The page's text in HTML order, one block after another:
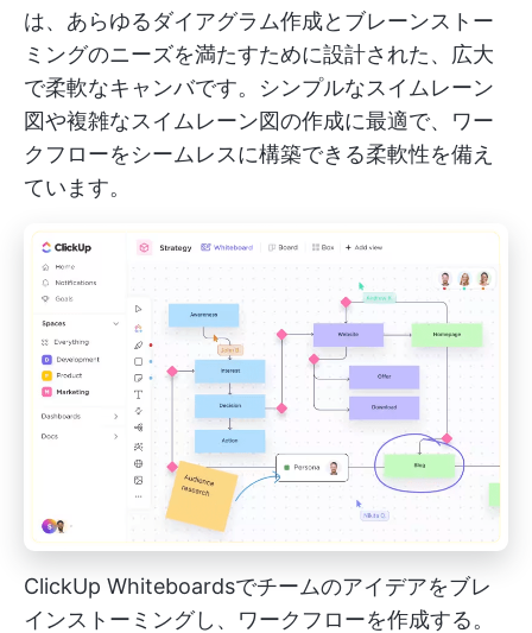
は、あらゆるダイアグラム作成とブレーンストー
ミングのニーズを満たすために設計された、広大
で柔軟なキャンバです。シンプルなスイムレーン
図や複雑なスイムレーン図の作成に最適で、ワー
クフローをシームレスに構築できる柔軟性を備え
ています。
ClickUp Whiteboardsでチームのアイデアをブレ
インストーミングし、ワークフローを作成する。